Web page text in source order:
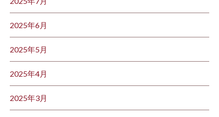
2025年6月
2025年5月
2025年4月
2025年3月